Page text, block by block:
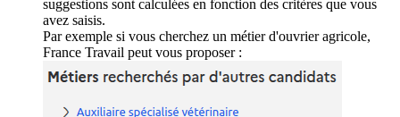
suggestions sont calculées en fonction des critères que vous
avez saisis.
Par exemple si vous cherchez un métier d'ouvrier agricole,
France Travail peut vous proposer :